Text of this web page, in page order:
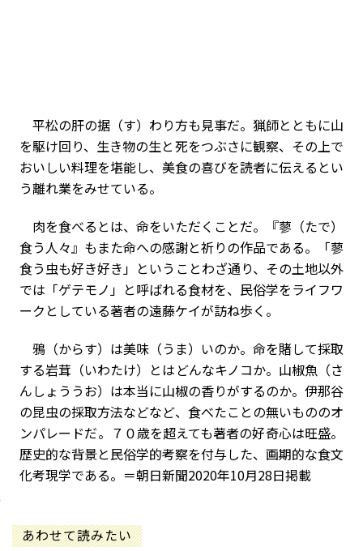
平松の肝の据（す）わり方も見事だ。猟師とともに山
を駆け回り、生き物の生と死をつぶさに観察、その上で
おいしい料理を堪能し、美食の喜びを読者に伝えるとい
う離れ業をみせている。
肉を食べるとは、命をいただくことだ。『蓼（たで）
食う人々』もまた命への感謝と祈りの作品である。「蓼
食う虫も好き好き」ということわざ通り、その土地以外
では「ゲテモノ」と呼ばれる食材を、民俗学をライフワ
ークとしている著者の遠藤ケイが訪ね歩く。
鴉（からす）は美味（うま）いのか。命を賭して採取
する岩茸（いわたけ）とはどんなキノコか。山椒魚（さ
んしょううお）は本当に山椒の香りがするのか。伊那谷
の昆虫の採取方法などなど、食べたことの無いもののオ
ンパレードだ。７０歳を超えても著者の好奇心は旺盛。
歴史的な背景と民俗学的考察を付与した、画期的な食文
化考現学である。＝朝日新聞2020年10月28日掲載
あわせて読みたい